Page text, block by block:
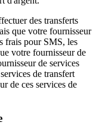
des transferts
que votre fournisseur
frais pour SMS, les
votre fournisseur de
de services
de transfert
de ces services de